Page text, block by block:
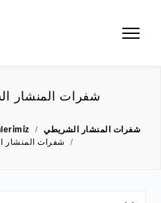
شفرات المنشار
/
شفرات المنشار الشريطي
/
شفرات المنشار